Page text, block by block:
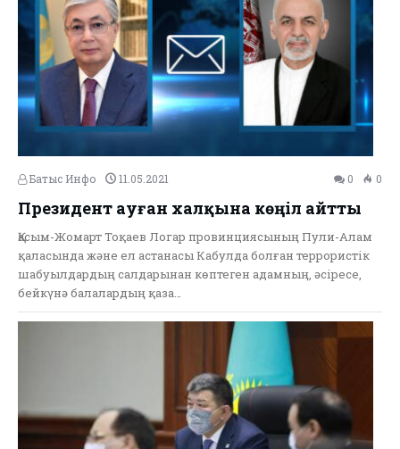
Батыс Инфо 11.05.2021 0 0
Президент ауған халқына көңіл айтты
Қасым-Жомарт Тоқаев Логар провинциясының Пули-Алам
қаласында және ел астанасы Кабулда болған террористік
шабуылдардың салдарынан көптеген адамның, әсіресе,
бейкүнә балалардың қаза…